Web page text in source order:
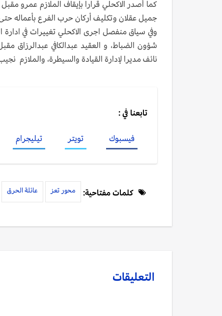
كما أصدر الاكحلي قرارا بإيقاف الملازم عمرو
جميل عقلان وتكليف أركان حرب الفرع بأعماله حتى
وفي سياق منفصل اجرى الاكحلي تغييرات في
شؤون الضباط، و العقيد عبدالكافي عبدالرزاق
نائف مديرا لإدارة القيادة والسيطرة،
تابعنا في :
فيسبوك تويتر تيليجرام
كلمات مفتاحية: محور تعز عائلة الحرق
التعليقات